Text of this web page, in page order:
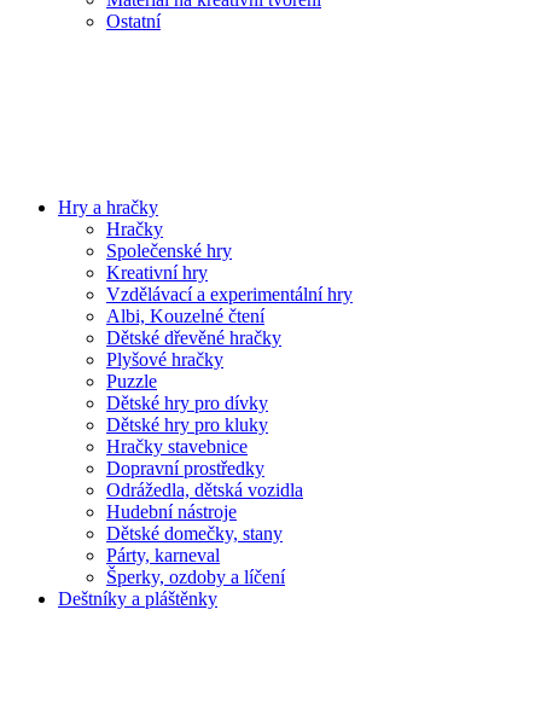
Ostatní
Hry a hračky
Hračky
Společenské hry
Kreativní hry
Vzdělávací a experimentální hry
Albi, Kouzelné čtení
Dětské dřevěné hračky
Plyšové hračky
Puzzle
Dětské hry pro dívky
Dětské hry pro kluky
Hračky stavebnice
Dopravní prostředky
Odrážedla, dětská vozidla
Hudební nástroje
Dětské domečky, stany
Párty, karneval
Šperky, ozdoby a líčení
Deštníky a pláštěnky